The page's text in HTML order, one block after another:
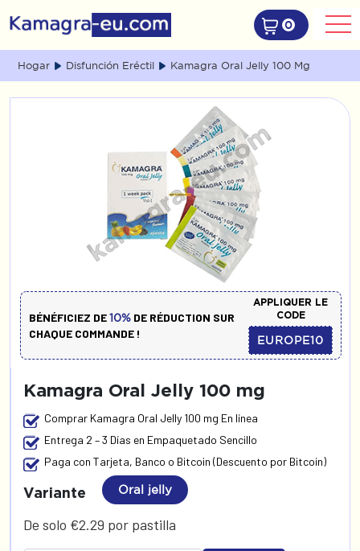
0
Hogar Disfunción Eréctil Kamagra Oral Jelly 100 Mg
BÉNÉFICIEZ DE10% DE RÉDUCTION SUR
CHAQUE COMMANDE !
APPLIQUER LE
CODE
EUROPE10
Kamagra Oral Jelly 100 mg
Comprar Kamagra Oral Jelly 100 mg En línea
Entrega 2 – 3 Días en Empaquetado Sencillo
Paga con Tarjeta, Banco o Bitcoin (Descuento por Bitcoin)
Variante Oral jelly
De solo €2.29 por pastilla